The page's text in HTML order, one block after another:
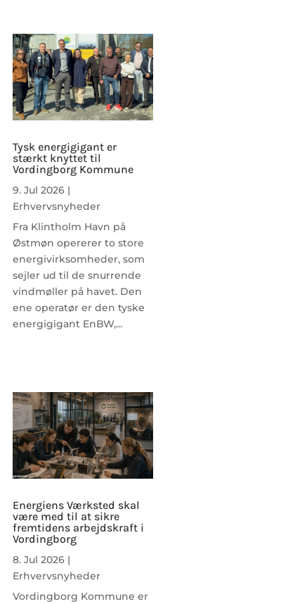
Tysk energigigant er
stærkt knyttet til
Vordingborg Kommune
9. Jul 2026|
Erhvervsnyheder
Fra Klintholm Havn på
Østmøn opererer to store
energivirksomheder, som
sejler ud til de snurrende
vindmøller på havet. Den
ene operatør er den tyske
energigigant EnBW,...
Energiens Værksted skal
være med til at sikre
fremtidens arbejdskraft i
Vordingborg
8. Jul 2026|
Erhvervsnyheder
Vordingborg Kommune er